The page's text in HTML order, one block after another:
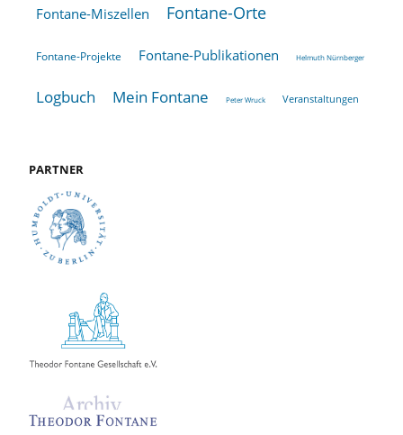
Fontane-Miszellen Fontane-Orte
Fontane-Projekte Fontane-Publikationen Helmuth Nürnberger
Logbuch Mein Fontane Peter Wruck Veranstaltungen
PARTNER